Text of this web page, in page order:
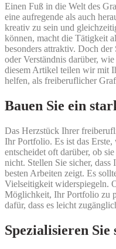
Einen Fuß in die Welt des
eine aufregende als auch
kreativ zu sein und
können, macht die Tätigkeit
besonders attraktiv. Doch
oder Verständnis darüber,
diesem Artikel teilen wir mit
helfen, als freiberuflicher
Bauen Sie ein
Das Herzstück Ihrer
Ihr Portfolio. Es ist das Erste,
entscheidet oft darüber, ob
nicht. Stellen Sie sicher,
besten Arbeiten zeigt. Es
Vielseitigkeit widerspiegeln.
Möglichkeit, Ihr Portfolio zu
dafür, dass es leicht
Spezialisieren Sie